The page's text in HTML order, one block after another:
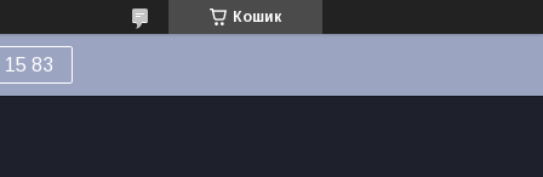
Кошик
15 83